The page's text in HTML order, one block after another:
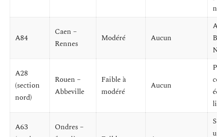
A84
Caen –
Rennes
Modéré Aucun
A28
(section
nord)
Rouen –
Abbeville
Faible à
modéré
Aucun
A63
Ondres –